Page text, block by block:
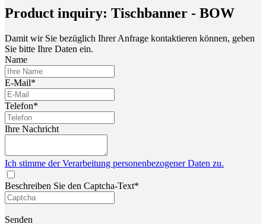
Product inquiry: Tischbanner - BOW
Damit wir Sie bezüglich Ihrer Anfrage kontaktieren können, geben
Sie bitte Ihre Daten ein.
Name
E-Mail*
Telefon*
Ihre Nachricht
Ich stimme der Verarbeitung personenbezogener Daten zu.
Beschreiben Sie den Captcha-Text*
Senden